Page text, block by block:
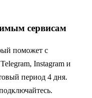
сервисам
поможет с
Instagram и
период 4 дня.